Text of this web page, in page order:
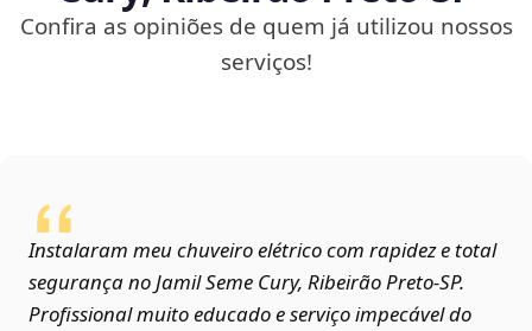
Confira as opiniões de quem já utilizou nossos
serviços!
Instalaram meu chuveiro elétrico com rapidez e total
segurança no Jamil Seme Cury, Ribeirão Preto‑SP.
Profissional muito educado e serviço impecável do